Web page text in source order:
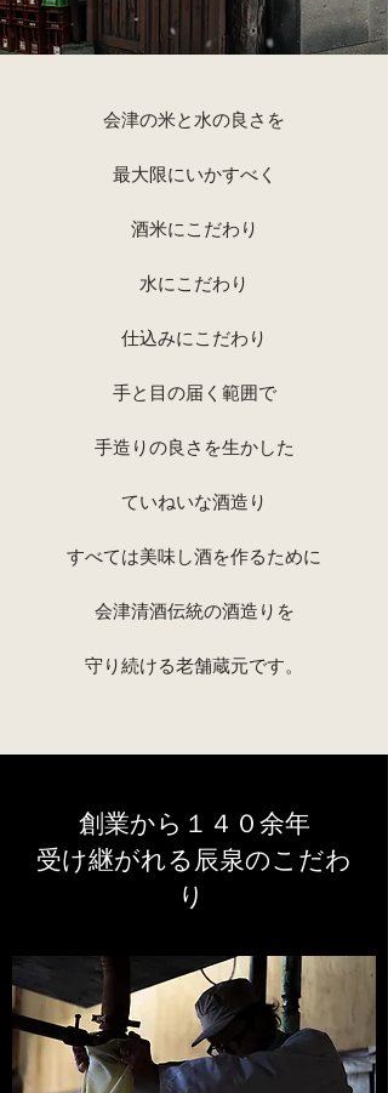
会津の米と水の良さを
最大限にいかすべく
酒米にこだわり
水にこだわり
仕込みにこだわり
手と目の届く範囲で
手造りの良さを生かした
ていねいな酒造り
すべては美味し酒を作るために
会津清酒伝統の酒造りを
守り続ける老舗蔵元です。
創業から１４０余年
​受け継がれる辰泉のこだわ
り